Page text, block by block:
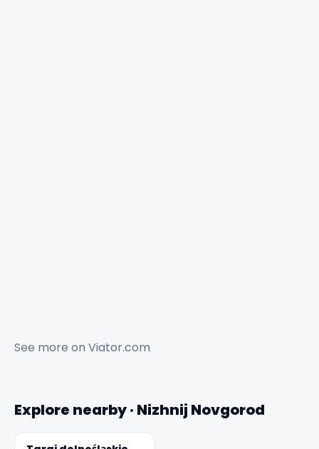
See more on Viator.com
Explore nearby · Nizhnij Novgorod